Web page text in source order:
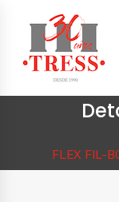
FLEX FIL-